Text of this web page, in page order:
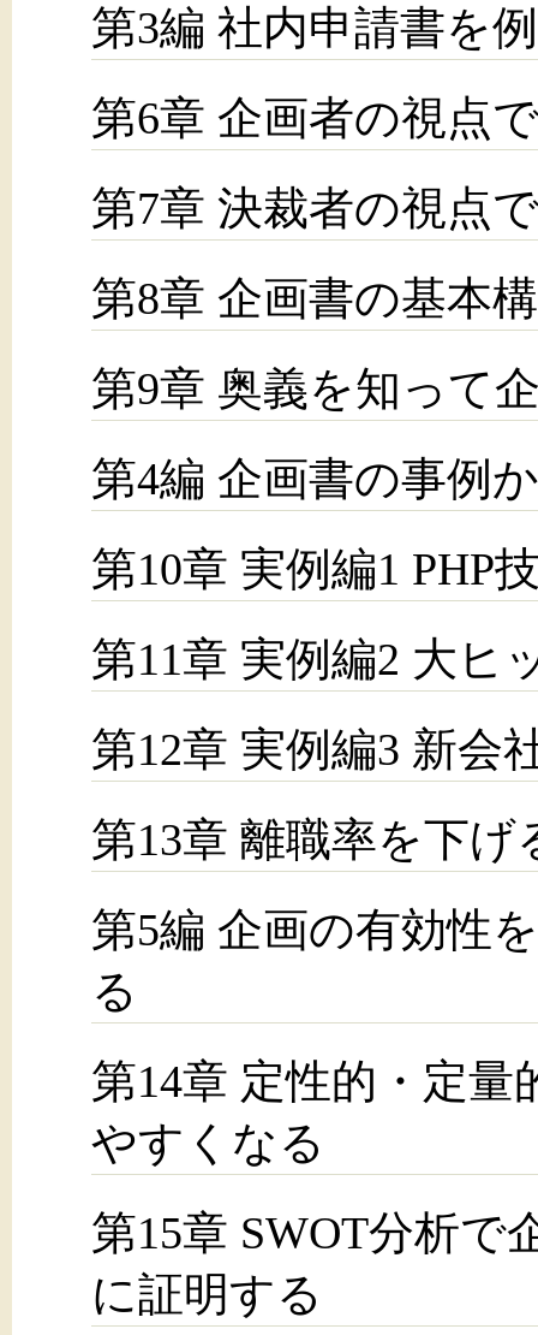
第3編 社内申請書を
第6章 企画者の視点
第7章 決裁者の視点
第8章 企画書の基本
第9章 奥義を知って
第4編 企画書の事例
第10章 実例編1 PHP
第11章 実例編2 大ヒ
第12章 実例編3 新会
第13章 離職率を下
第5編 企画の有効性
る
第14章 定性的・定
やすくなる
第15章 SWOT分析で
に証明する